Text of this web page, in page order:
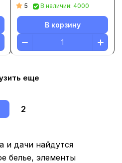
5 В наличии: 4000
В корзину
еще
2
и дачи найдутся
белье, элементы